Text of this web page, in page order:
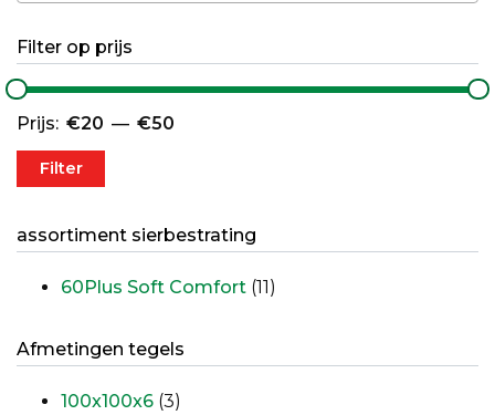
Filter op prijs
Min. prijs
Max. prijs
Filter
Prijs: €20 — €50
assortiment sierbestrating
60Plus Soft Comfort (11)
Afmetingen tegels
100x100x6 (3)